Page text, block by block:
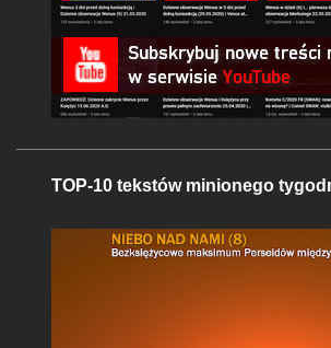
TOP-10 tekstów minionego